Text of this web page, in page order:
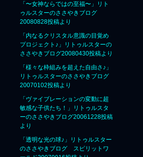
「〜女神ならではの至福〜」リト
ゥルスターのささやきブログ
20080828投稿より
「内なるクリスタル意識の目覚め
プロジェクト♪」リトゥルスターの
ささやきブログ20080430投稿より
「様々な枠組みを超えた自由さ♪」
リトゥルスターのささやきブログ
20070102投稿より
「ヴァイブレーションの変動に超
敏感な子供たち！」リトゥルスタ
ーのささやきブログ20061228投稿
より
「透明な光の球♪」リトゥルスター
のささやきブログ スピリットワ